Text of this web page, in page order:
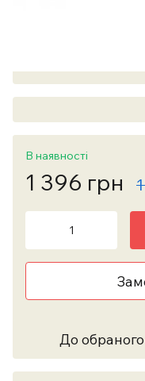
В наявності
1 396 грн
До обраного